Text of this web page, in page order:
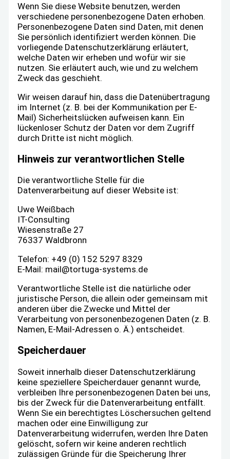
Wenn Sie diese Website benutzen, werden
verschiedene personenbezogene Daten erhoben.
Personenbezogene Daten sind Daten, mit denen
Sie persönlich identifiziert werden können. Die
vorliegende Datenschutzerklärung erläutert,
welche Daten wir erheben und wofür wir sie
nutzen. Sie erläutert auch, wie und zu welchem
Zweck das geschieht.
Wir weisen darauf hin, dass die Datenübertragung
im Internet (z. B. bei der Kommunikation per E-
Mail) Sicherheitslücken aufweisen kann. Ein
lückenloser Schutz der Daten vor dem Zugriff
durch Dritte ist nicht möglich.
Hinweis zur verantwortlichen Stelle
Die verantwortliche Stelle für die
Datenverarbeitung auf dieser Website ist:
Uwe Weißbach
IT-Consulting
Wiesenstraße 27
76337 Waldbronn
Telefon: +49 (0) 152 5297 8329
E-Mail: mail@tortuga-systems.de
Verantwortliche Stelle ist die natürliche oder
juristische Person, die allein oder gemeinsam mit
anderen über die Zwecke und Mittel der
Verarbeitung von personenbezogenen Daten (z. B.
Namen, E-Mail-Adressen o. Ä.) entscheidet.
Speicherdauer
Soweit innerhalb dieser Datenschutzerklärung
keine speziellere Speicherdauer genannt wurde,
verbleiben Ihre personenbezogenen Daten bei uns,
bis der Zweck für die Datenverarbeitung entfällt.
Wenn Sie ein berechtigtes Löschersuchen geltend
machen oder eine Einwilligung zur
Datenverarbeitung widerrufen, werden Ihre Daten
gelöscht, sofern wir keine anderen rechtlich
zulässigen Gründe für die Speicherung Ihrer